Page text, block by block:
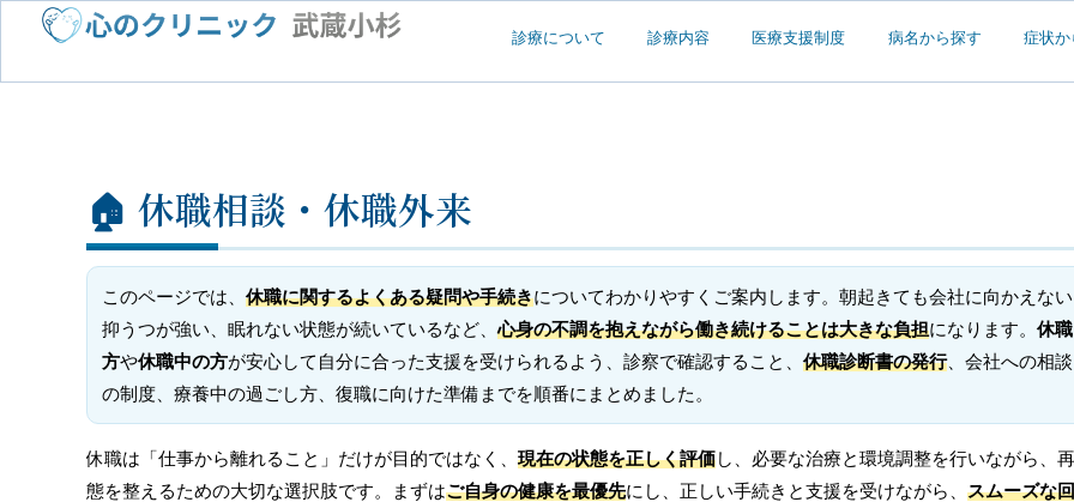
診療について 診療内容 医療支援制度 病名から探す 症状か
🏠 休職相談・休職外来
このページでは、 休職に関するよくある疑問や手続きについてわかりやすくご案内します。朝起きても会社に向かえな
抑うつが強い、眠れない状態が続いているなど、心身の不調を抱えながら働き続けることは大きな負担になります。 休
方や休職中の方が安心して自分に合った支援を受けられるよう、診察で確認すること、 休職診断書の発行、会社への相
の制度、療養中の過ごし方、復職に向けた準備までを順番にまとめました。
休職は「仕事から離れること」だけが目的ではなく、 現在の状態を正しく評価し、必要な治療と環境調整を行いながら、
態を整えるための大切な選択肢です。まずはご自身の健康を最優先にし、正しい手続きと支援を受けながら、 スムーズな